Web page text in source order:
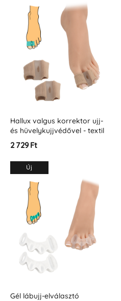
Hallux valgus korrektor ujj-
és hüvelykujjvédővel - textil
2 db
2 729 Ft
Új
Gél lábujj-elválasztó